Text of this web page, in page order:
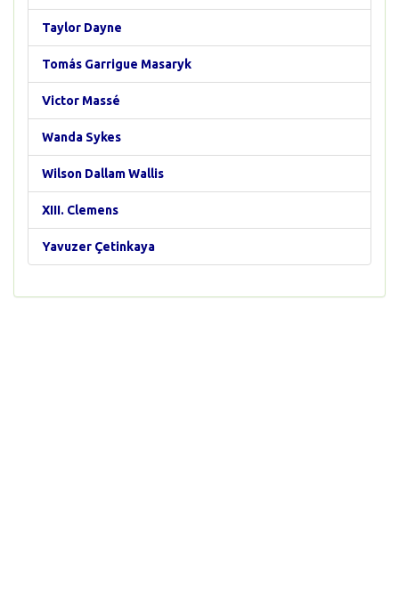
Taylor Dayne
Tomás Garrigue Masaryk
Victor Massé
Wanda Sykes
Wilson Dallam Wallis
XIII. Clemens
Yavuzer Çetinkaya